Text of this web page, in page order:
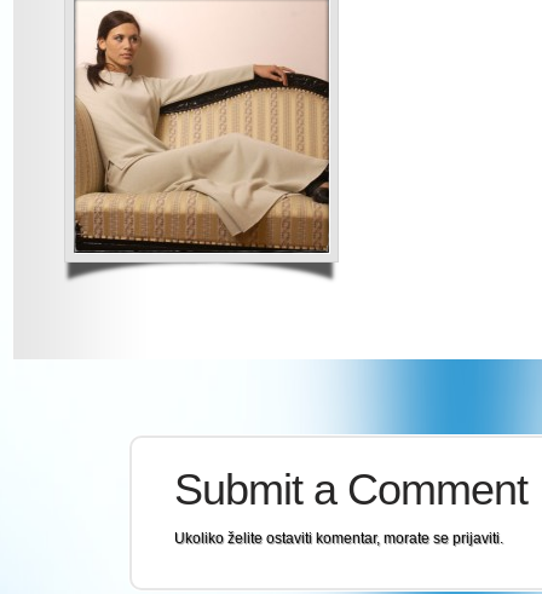
Submit a Comment
Ukoliko želite ostaviti komentar, morate se prijaviti.